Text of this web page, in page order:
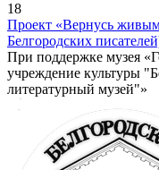
18
Проект «Вернусь
Белгородских
При поддержке музея
учреждение культуры
литературный музей"»